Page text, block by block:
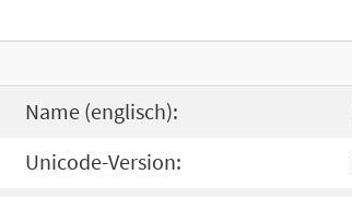
Name (englisch):
Unicode-Version: